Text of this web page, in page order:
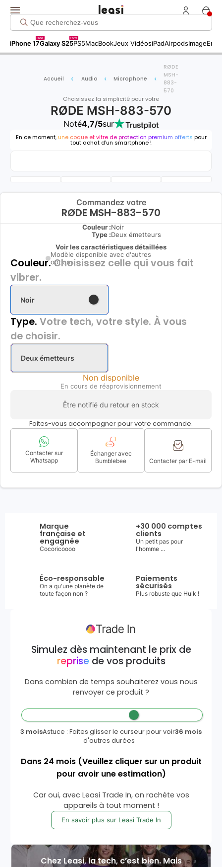
iPhone 17
new
Galaxy S25
new
PS5MacBookJeux VidéosiPadAirpodsImage
Accueil Audio Microphone
RØDE
MSH-
883-
570
Choisissez la simplicité pour votre
RØDE MSH-883-570
Noté4,7/5sur
En ce moment, une coque et vitre de protection premium offerts pour
tout achat d'un smartphone !
Commandez votre
RØDE MSH-883-570
Couleur :Noir
Type :Deux émetteurs
Voir les caractéristiques détaillées
Modèle disponible avec d'autres
options
Couleur.Choisissez celle qui vous fait
vibrer.
Noir
Type. Votre tech, votre style. À vous
de choisir.
Deux émetteurs
Non disponible
En cours de réaprovisionnement
Être notifié du retour en stock
Faites-vous accompagner pour votre commande.
Contacter sur
Whatsapp
Échanger avec
Bumblebee
Contacter par E-mail
Marque
française et
engagnée
Cocoricoooo
+30 000 comptes
clients
Un petit pas pour
l'homme ...
Éco-responsable
On a qu'une planète de
toute façon non ?
Paiements
sécurisés
Plus robuste que Hulk !
Simulez dès maintenant le prix de
reprisede vos produits
Dans combien de temps souhaiterez vous nous
renvoyer ce produit ?
3 moisAstuce : Faites glisser le curseur pour voir
d'autres durées
36 mois
Dans 24 mois (Veuillez cliquer sur un produit
pour avoir une estimation)
Car oui, avec Leasi Trade In, on rachète vos
appareils à tout moment !
En savoir plus sur Leasi Trade In
Chez Leasi, la tech, c’est bien. Mais